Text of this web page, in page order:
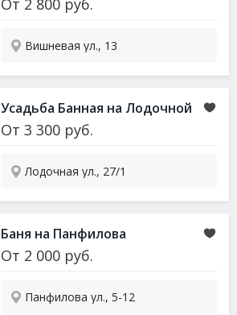
От 2 800 руб.
Вишневая ул., 13
Усадьба Банная на Лодочной
От3 300 руб.
Лодочная ул., 27/1
Баня на Панфилова
От 2 000 руб.
Панфилова ул., 5-12